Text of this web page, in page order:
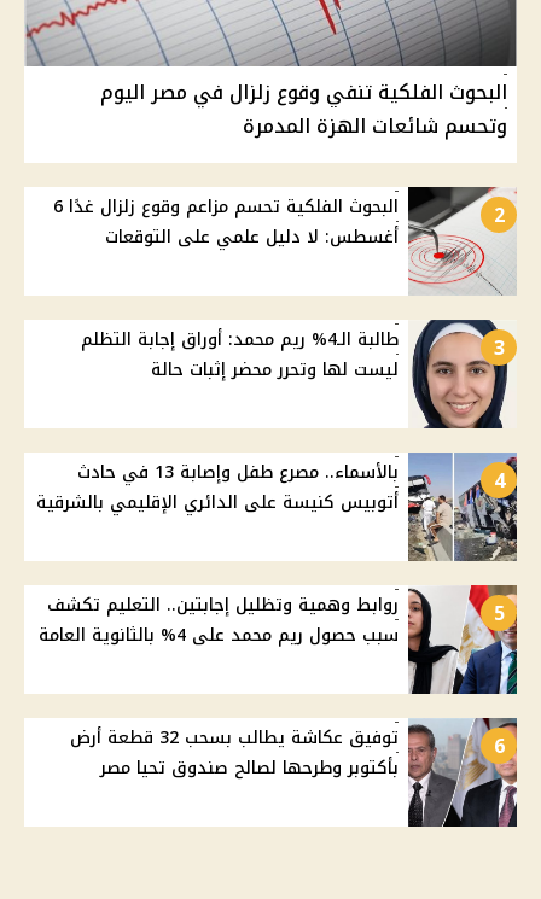
البحوث الفلكية تنفي وقوع زلزال في مصر اليوم
وتحسم شائعات الهزة المدمرة
2
البحوث الفلكية تحسم مزاعم وقوع زلزال غدًا 6
أغسطس: لا دليل علمي على التوقعات
3
طالبة الـ4% ريم محمد: أوراق إجابة التظلم
ليست لها وتحرر محضر إثبات حالة
4
بالأسماء.. مصرع طفل وإصابة 13 في حادث
أتوبيس كنيسة على الدائري الإقليمي بالشرقية
5
روابط وهمية وتظليل إجابتين.. التعليم تكشف
سبب حصول ريم محمد على 4% بالثانوية العامة
6
توفيق عكاشة يطالب بسحب 32 قطعة أرض
بأكتوبر وطرحها لصالح صندوق تحيا مصر